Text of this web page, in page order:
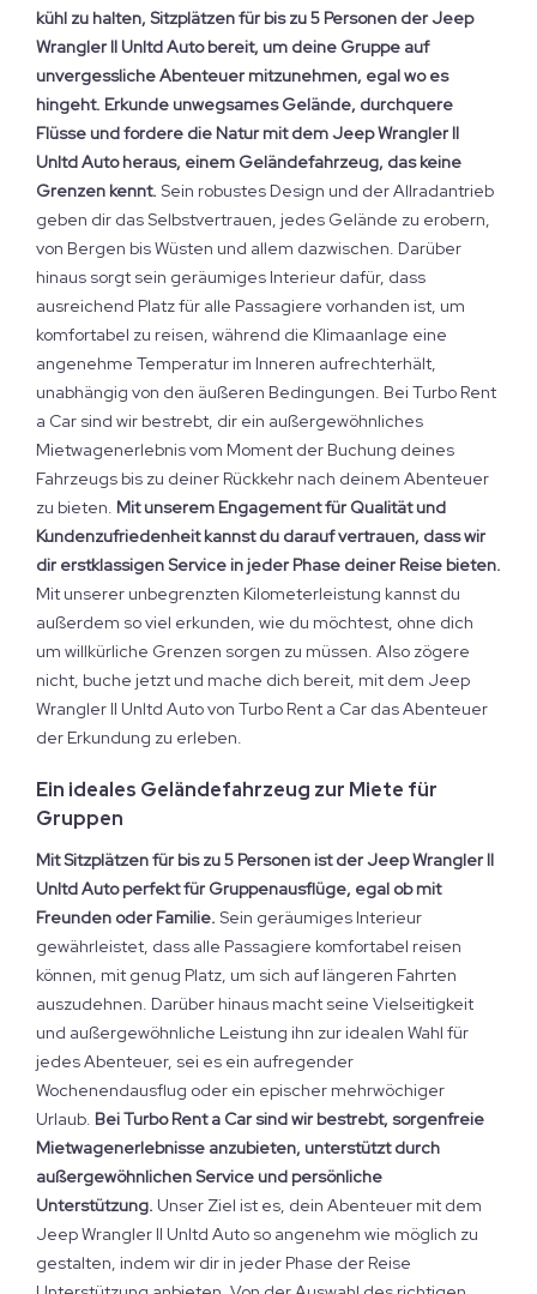
kühl zu halten, Sitzplätzen für bis zu 5 Personen der Jeep
Wrangler II Unltd Auto bereit, um deine Gruppe auf
unvergessliche Abenteuer mitzunehmen, egal wo es
hingeht. Erkunde unwegsames Gelände, durchquere
Flüsse und fordere die Natur mit dem Jeep Wrangler II
Unltd Auto heraus, einem Geländefahrzeug, das keine
Grenzen kennt. Sein robustes Design und der Allradantrieb
geben dir das Selbstvertrauen, jedes Gelände zu erobern,
von Bergen bis Wüsten und allem dazwischen. Darüber
hinaus sorgt sein geräumiges Interieur dafür, dass
ausreichend Platz für alle Passagiere vorhanden ist, um
komfortabel zu reisen, während die Klimaanlage eine
angenehme Temperatur im Inneren aufrechterhält,
unabhängig von den äußeren Bedingungen. Bei Turbo Rent
a Car sind wir bestrebt, dir ein außergewöhnliches
Mietwagenerlebnis vom Moment der Buchung deines
Fahrzeugs bis zu deiner Rückkehr nach deinem Abenteuer
zu bieten. Mit unserem Engagement für Qualität und
Kundenzufriedenheit kannst du darauf vertrauen, dass wir
dir erstklassigen Service in jeder Phase deiner Reise bieten.
Mit unserer unbegrenzten Kilometerleistung kannst du
außerdem so viel erkunden, wie du möchtest, ohne dich
um willkürliche Grenzen sorgen zu müssen. Also zögere
nicht, buche jetzt und mache dich bereit, mit dem Jeep
Wrangler II Unltd Auto von Turbo Rent a Car das Abenteuer
der Erkundung zu erleben.
Ein ideales Geländefahrzeug zur Miete für
Gruppen
Mit Sitzplätzen für bis zu 5 Personen ist der Jeep Wrangler II
Unltd Auto perfekt für Gruppenausflüge, egal ob mit
Freunden oder Familie. Sein geräumiges Interieur
gewährleistet, dass alle Passagiere komfortabel reisen
können, mit genug Platz, um sich auf längeren Fahrten
auszudehnen. Darüber hinaus macht seine Vielseitigkeit
und außergewöhnliche Leistung ihn zur idealen Wahl für
jedes Abenteuer, sei es ein aufregender
Wochenendausflug oder ein epischer mehrwöchiger
Urlaub. Bei Turbo Rent a Car sind wir bestrebt, sorgenfreie
Mietwagenerlebnisse anzubieten, unterstützt durch
außergewöhnlichen Service und persönliche
Unterstützung. Unser Ziel ist es, dein Abenteuer mit dem
Jeep Wrangler II Unltd Auto so angenehm wie möglich zu
gestalten, indem wir dir in jeder Phase der Reise